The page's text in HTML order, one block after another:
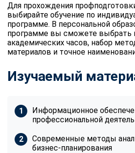
Для прохождения
выбирайте обучение по
программе. В персональной
программе вы сможете выбрать
академических часов, набор
материалов и точное
Изучаемый
Информационное
профессиональной
Современные методы
бизнес-планирования